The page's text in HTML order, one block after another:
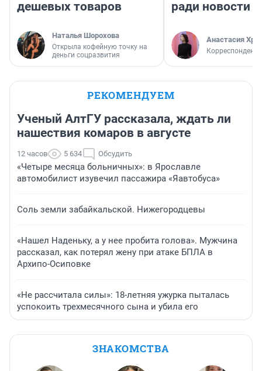
дешевых товаров
Наталья Шорохова
Открыла кофейную точку на
деньги соцразвития
ради новости
Анастасия
Корреспондент
РЕКОМЕНДУЕМ
Ученый АлтГУ рассказала, ждать ли
нашествия комаров в августе
12 часов 5 634 Обсудить
«Четыре месяца больничных»: в Ярославле
автомобилист изувечил пассажира «Яавтобуса»
Соль земли забайкальской. Нижегородцевы
«Нашел Наденьку, а у нее пробита голова». Мужчина
рассказал, как потерял жену при атаке БПЛА в
Архипо-Осиповке
«Не рассчитала силы»: 18-летняя ужурка пыталась
успокоить трехмесячного сына и убила его
ЗНАКОМСТВА